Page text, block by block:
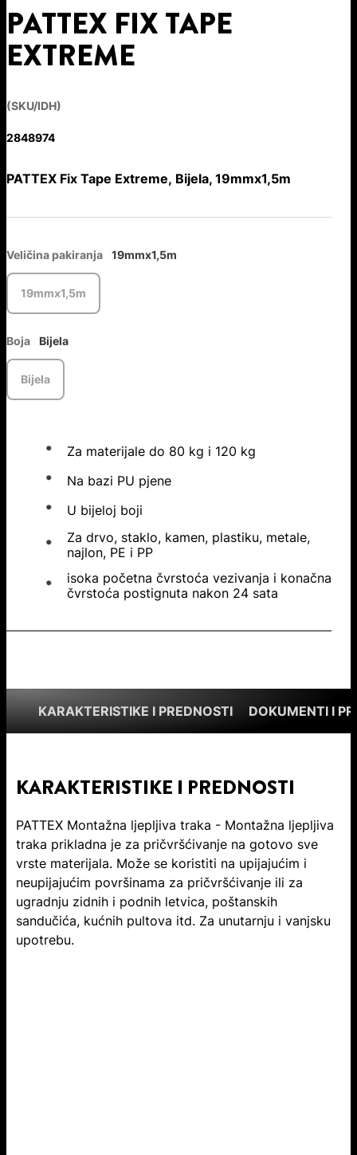
PATTEX FIX TAPE
EXTREME
(SKU/IDH)
2848974
PATTEX Fix Tape Extreme, Bijela, 19mmx1,5m
Veličina pakiranja 19mmx1,5m
19mmx1,5m
Boja Bijela
Bijela
Za materijale do 80 kg i 120 kg
Na bazi PU pjene
U bijeloj boji
Za drvo, staklo, kamen, plastiku, metale,
najlon, PE i PP
isoka početna čvrstoća vezivanja i konačna
čvrstoća postignuta nakon 24 sata
KARAKTERISTIKE I PREDNOSTI DOKUMENTI I
KARAKTERISTIKE I PREDNOSTI
PATTEX Montažna ljepljiva traka - Montažna ljepljiva
traka prikladna je za pričvršćivanje na gotovo sve
vrste materijala. Može se koristiti na upijajućim i
neupijajućim površinama za pričvršćivanje ili za
ugradnju zidnih i podnih letvica, poštanskih
sandučića, kućnih pultova itd. Za unutarnju i vanjsku
upotrebu.